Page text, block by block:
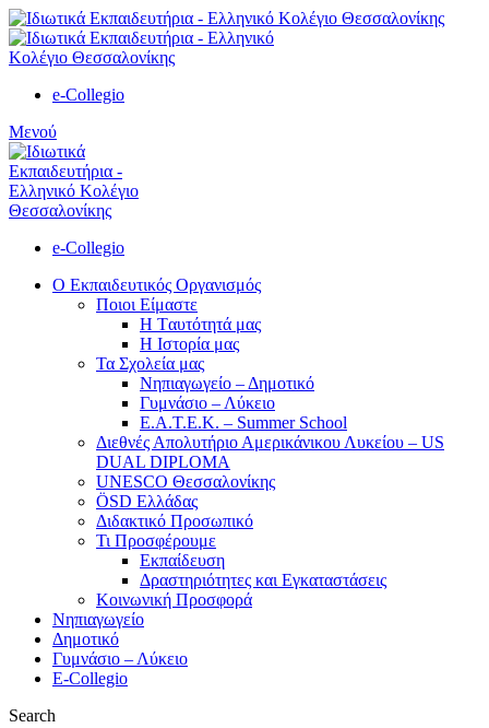
e-Collegio
Μενού
e-Collegio
Ο Εκπαιδευτικός Οργανισμός
Ποιοι Είμαστε
Η Tαυτότητά μας
Η Ιστορία μας
Τα Σχολεία μας
Νηπιαγωγείο – Δημοτικό
Γυμνάσιο – Λύκειο
Ε.Α.Τ.Ε.Κ. – Summer School
Διεθνές Απολυτήριο Αμερικάνικου Λυκείου – US
DUAL DIPLOMA
UNESCO Θεσσαλονίκης
ÖSD Ελλάδας
Διδακτικό Προσωπικό
Τι Προσφέρουμε
Eκπαίδευση
Δραστηριότητες και Εγκαταστάσεις
Κοινωνική Προσφορά
Νηπιαγωγείο
Δημοτικό
Γυμνάσιο – Λύκειο
E-Collegio
Search